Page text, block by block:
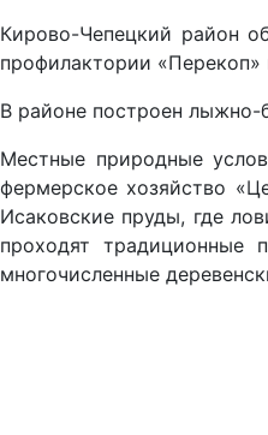
Кирово-Чепецкий район
профилактории
В районе построен лыжно-
Местные природные
фермерское хозяйство
Исаковские пруды, где
проходят традиционные
многочисленные